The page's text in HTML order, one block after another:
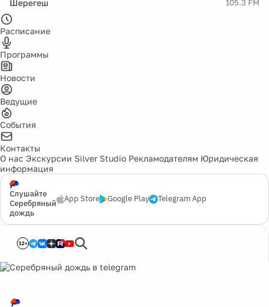
Шерегеш 105.3 FM
Расписание
Программы
Новости
Ведущие
События
Контакты
О нас Экскурсии Silver Studio Рекламодателям Юридическая
информация
Слушайте
Серебряный
дождь
App Store Google Play Telegram App
12+